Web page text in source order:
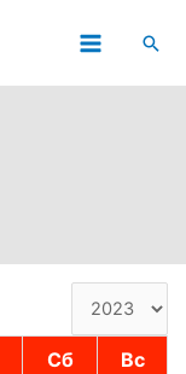
Сб Вс